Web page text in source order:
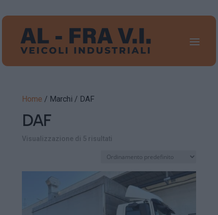
Home / Marchi / DAF
DAF
Visualizzazione di 5 risultati